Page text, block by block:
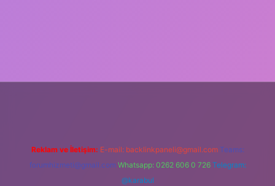
Reklam ve İletişim: E-mail: backlinkpaneli@gmail.com Teams:
forumhizmeti@gmail.com Whatsapp: 0262 606 0 726 Telegram:
@karabul